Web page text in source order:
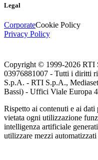
Legal
CorporateCookie Policy
Privacy Policy
Copyright © 1999-2026 RTI
03976881007 - Tutti i diritti
S.p.A. - RTI S.p.A.,
Bassi) - Uffici Viale Europa
Rispetto ai contenuti e ai dati
vietata ogni utilizzazione
intelligenza artificiale
utilizzare mezzi